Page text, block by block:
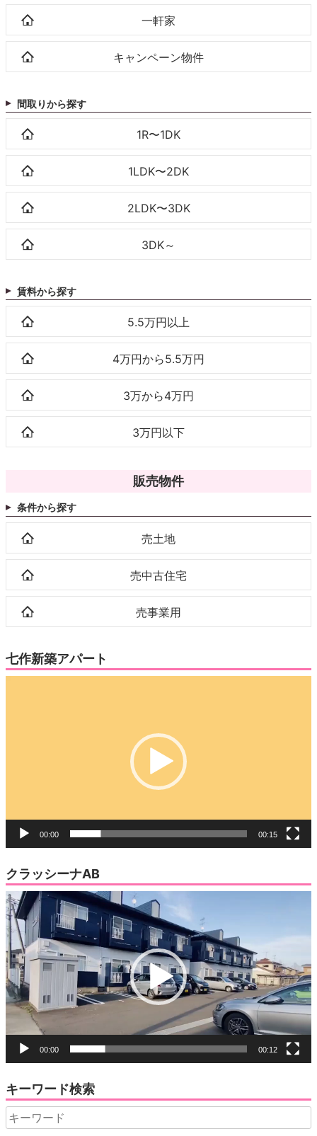
一軒家
キャンペーン物件
間取りから探す
1R〜1DK
1LDK〜2DK
2LDK〜3DK
3DK～
賃料から探す
5.5万円以上
4万円から5.5万円
3万から4万円
3万円以下
販売物件
条件から探す
売土地
売中古住宅
売事業用
七作新築アパート
00:00 00:15
クラッシーナAB
動
画
プ
レ
ー
ヤ
ー
00:00 00:12
キーワード検索
Search
for: